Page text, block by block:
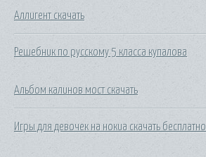
Аллигент скачать
Решебник по русскому 5 класса купалова
Альбом калинов мост скачать
Игры для девочек на нокиа скачать бесплатно